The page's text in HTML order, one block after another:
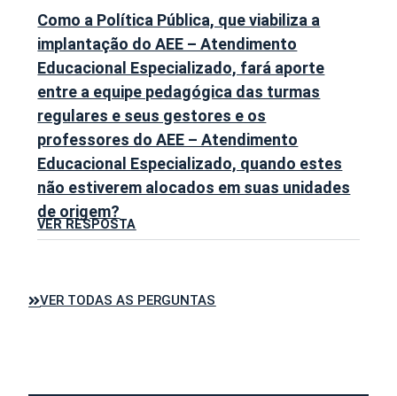
Como a Política Pública, que viabiliza a
implantação do AEE – Atendimento
Educacional Especializado, fará aporte
entre a equipe pedagógica das turmas
regulares e seus gestores e os
professores do AEE – Atendimento
Educacional Especializado, quando estes
não estiverem alocados em suas unidades
de origem?
VER RESPOSTA
VER TODAS AS PERGUNTAS